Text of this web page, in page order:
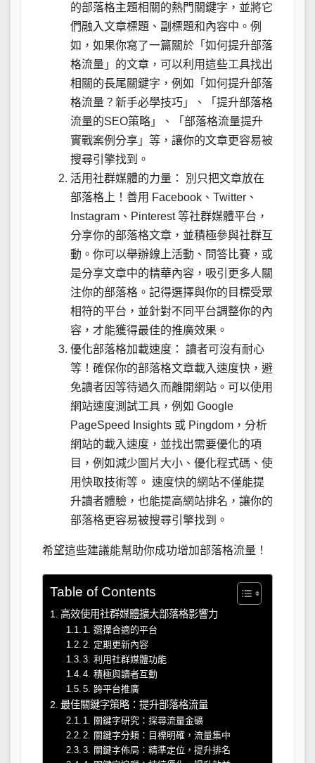
的部落格主題相關的熱門關鍵字，並將它
們融入文章標題、副標題和內容中。例
如，如果你寫了一篇關於「如何提升部落
格流量」的文章，可以利用這些工具找出
相關的長尾關鍵字，例如「如何提升部落
格流量？新手必學技巧」、「提升部落格
流量的SEO策略」、「部落格流量提升
實戰案例分享」等，讓你的文章更容易被
搜尋引擎找到。
活用社群媒體的力量： 別只把文章放在
部落格上！善用 Facebook、Twitter、
Instagram、Pinterest 等社群媒體平台，
分享你的部落格文章，並積極參與社群互
動。你可以舉辦線上活動、問答比賽，或
是分享文章中的精華內容，吸引更多人關
注你的部落格。記得選擇與你的目標受眾
相符的平台，並針對不同平台調整你的內
容，才能獲得最佳的推廣效果。
優化部落格加載速度： 讀者可沒有耐心
等！確保你的部落格文章載入速度快，避
免讀者因等待過久而離開網站。可以使用
網站速度測試工具，例如 Google
PageSpeed Insights 或 Pingdom，分析
網站的載入速度，並找出需要優化的項
目，例如減少圖片大小、優化程式碼、使
用快取技術等。 速度快的網站不僅能提
升讀者體驗，也能提高網站排名，讓你的
部落格更容易被搜尋引擎找到。
希望這些建議能幫助你成功增加部落格流量！
Table of Contents
高效使用社群媒體擴大部落格影響力
1. 選擇合適的平台
2. 定期更新內容
3. 利用社群媒體功能
4. 積極與讀者互動
5. 跨平台推廣
最佳關鍵字策略：提升部落格流量
1. 關鍵字研究：探尋流量金礦
2. 關鍵字分類：目標明確，流量集中
3. 關鍵字佈局：精準定位，提升排名